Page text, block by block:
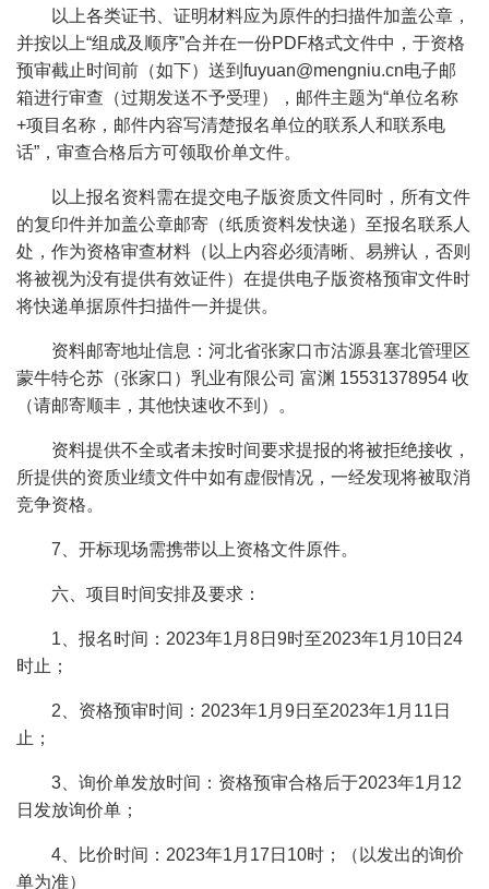
以上各类证书、证明材料应为原件的扫描件加盖公章，
并按以上“组成及顺序”合并在一份PDF格式文件中，于资格
预审截止时间前（如下）送到fuyuan@mengniu.cn电子邮
箱进行审查（过期发送不予受理），邮件主题为“单位名称
+项目名称，邮件内容写清楚报名单位的联系人和联系电
话”，审查合格后方可领取价单文件。
以上报名资料需在提交电子版资质文件同时，所有文件
的复印件并加盖公章邮寄（纸质资料发快递）至报名联系人
处，作为资格审查材料（以上内容必须清晰、易辨认，否则
将被视为没有提供有效证件）在提供电子版资格预审文件时
将快递单据原件扫描件一并提供。
资料邮寄地址信息：河北省张家口市沽源县塞北管理区
蒙牛特仑苏（张家口）乳业有限公司 富渊 15531378954 收
（请邮寄顺丰，其他快速收不到）。
资料提供不全或者未按时间要求提报的将被拒绝接收，
所提供的资质业绩文件中如有虚假情况，一经发现将被取消
竞争资格。
7、开标现场需携带以上资格文件原件。
六、项目时间安排及要求：
1、报名时间：2023年1月8日9时至2023年1月10日24
时止；
2、资格预审时间：2023年1月9日至2023年1月11日
止；
3、询价单发放时间：资格预审合格后于2023年1月12
日发放询价单；
4、比价时间：2023年1月17日10时；（以发出的询价
单为准）